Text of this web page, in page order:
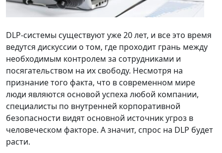
DLP-системы существуют уже 20 лет, и все это время
ведутся дискуссии о том, где проходит грань между
необходимым контролем за сотрудниками и
посягательством на их свободу. Несмотря на
признание того факта, что в современном мире
люди являются основой успеха любой компании,
специалисты по внутренней корпоративной
безопасности видят основной источник угроз в
человеческом факторе. А значит, спрос на DLP будет
расти.